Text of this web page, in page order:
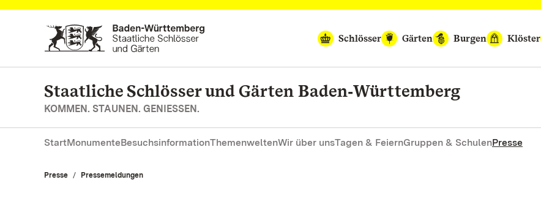
Zum Hauptinhalt springen
Schlösser
Gärten Burgen Klöster
Staatliche Schlösser und Gärten Baden‑Württemberg
KOMMEN. STAUNEN. GENIESSEN.
StartMonumenteBesuchsinformationThemenweltenWir über unsTagen & FeiernGruppen & SchulenPresse
Presse Pressemeldungen